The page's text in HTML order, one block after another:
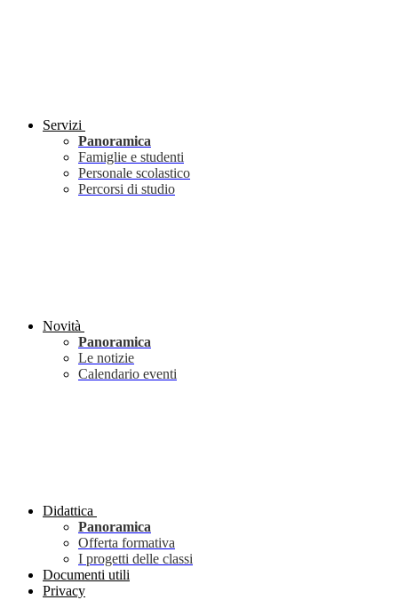
Servizi
Panoramica
Famiglie e studenti
Personale scolastico
Percorsi di studio
Novità
Panoramica
Le notizie
Calendario eventi
Didattica
Panoramica
Offerta formativa
I progetti delle classi
Documenti utili
Privacy